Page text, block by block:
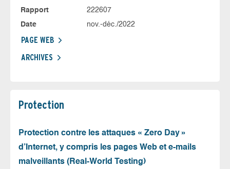
Rapport
222607
Date
nov.-déc./2022
PAGE WEB
ARCHIVES
Protection
Protection contre les attaques « Zero Day »
d’Internet, y compris les pages Web et e-mails
malveillants (Real-World Testing)